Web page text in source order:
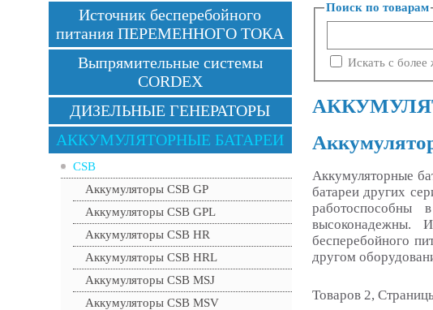
Поиск по товарам
Искать с
Аккумуляторные
батареи других
работоспособны
высоконадежны.
бесперебойного
другом
Товаров 2,
Источник бесперебойного
питания ПЕРЕМЕННОГО ТОКА
Выпрямительные системы
CORDEX
ДИЗЕЛЬНЫЕ ГЕНЕРАТОРЫ
АККУМУЛЯТОРНЫЕ БАТАРЕИ
CSB
Аккумуляторы CSB GP
Аккумуляторы CSB GPL
Аккумуляторы CSB HR
Аккумуляторы CSB HRL
Аккумуляторы CSB MSJ
Аккумуляторы CSB MSV